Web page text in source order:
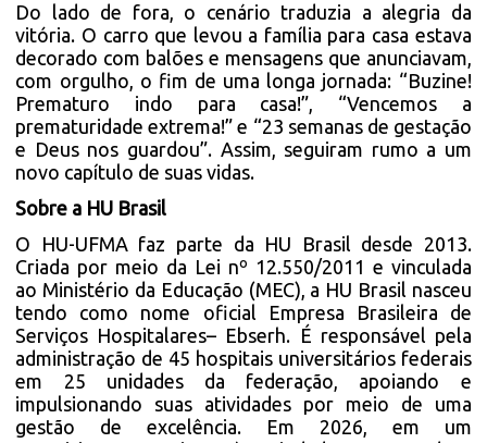
Do lado de fora, o cenário traduzia a alegria da
vitória. O carro que levou a família para casa estava
decorado com balões e mensagens que anunciavam,
com orgulho, o fim de uma longa jornada: “Buzine!
Prematuro indo para casa!”, “Vencemos a
prematuridade extrema!” e “23 semanas de gestação
e Deus nos guardou”. Assim, seguiram rumo a um
novo capítulo de suas vidas.
Sobre a HU Brasil
O HU-UFMA faz parte da HU Brasil desde 2013.
Criada por meio da Lei nº 12.550/2011 e vinculada
ao Ministério da Educação (MEC), a HU Brasil nasceu
tendo como nome oficial Empresa Brasileira de
Serviços Hospitalares– Ebserh. É responsável pela
administração de 45 hospitais universitários federais
em 25 unidades da federação, apoiando e
impulsionando suas atividades por meio de uma
gestão de excelência. Em 2026, em um